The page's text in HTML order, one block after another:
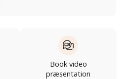
Book video
præsentation